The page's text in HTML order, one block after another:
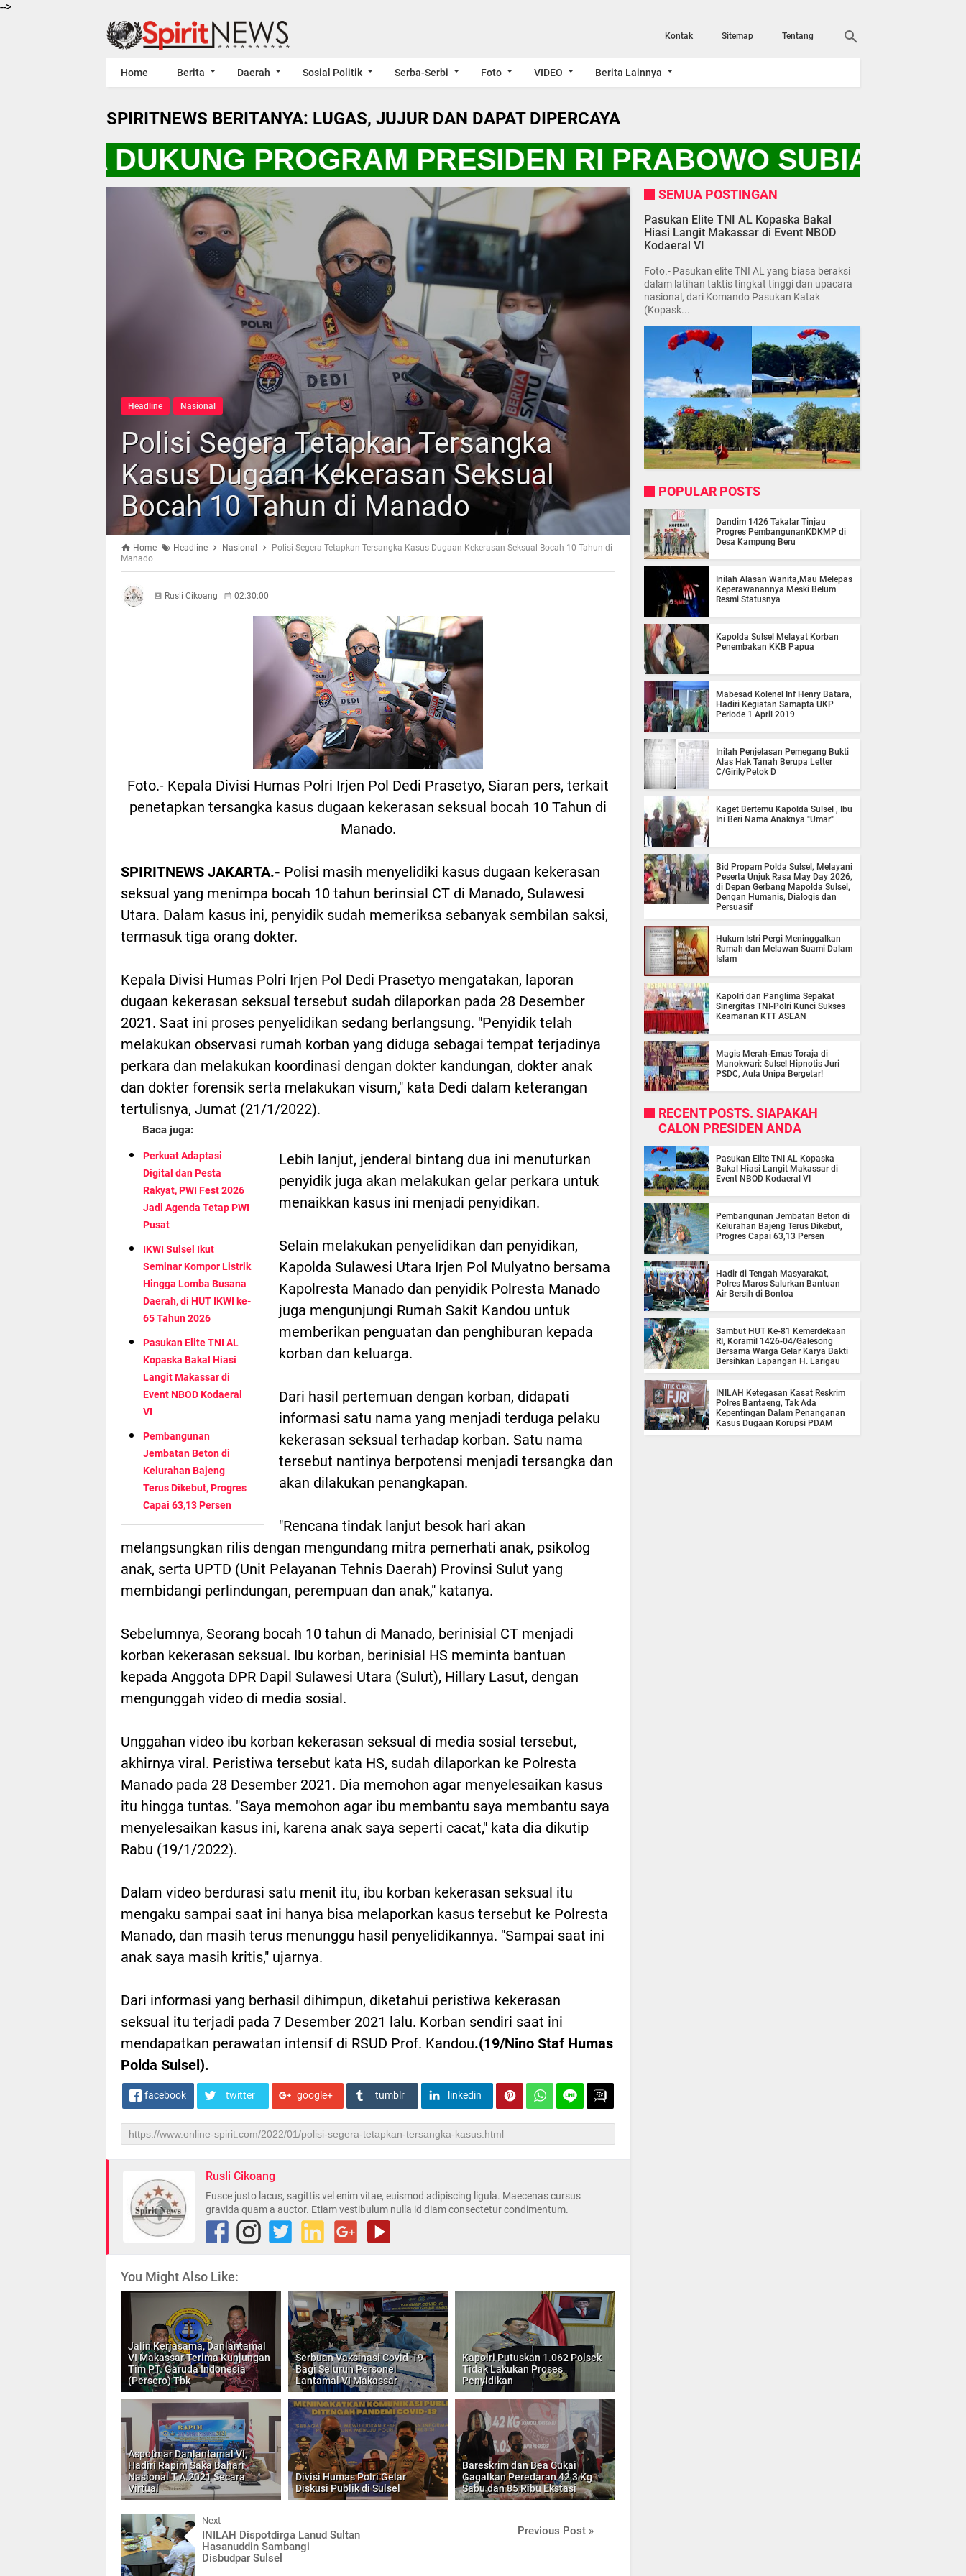
-->
Kontak Sitemap Tentang
Home Berita Daerah Sosial Politik Serba-Serbi Foto VIDEO Berita Lainnya
SPIRITNEWS BERITANYA: LUGAS, JUJUR DAN DAPAT DIPERCAYA
DUKUNG PROGRAM PRESIDEN RI PRABOWO SUBIANTO
Headline Nasional
Polisi Segera Tetapkan Tersangka
Kasus Dugaan Kekerasan Seksual
Bocah 10 Tahun di Manado
Home Headline Nasional
Polisi Segera Tetapkan Tersangka Kasus Dugaan Kekerasan Seksual Bocah 10 Tahun di
Manado
Rusli Cikoang 02:30:00
Foto.- Kepala Divisi Humas Polri Irjen Pol Dedi Prasetyo, Siaran pers, terkait
penetapkan tersangka kasus dugaan kekerasan seksual bocah 10 Tahun di
Manado.
SPIRITNEWS JAKARTA.- Polisi masih menyelidiki kasus dugaan kekerasan
seksual yang menimpa bocah 10 tahun berinsial CT di Manado, Sulawesi
Utara. Dalam kasus ini, penyidik sudah memeriksa sebanyak sembilan saksi,
termasuk tiga orang dokter.
Kepala Divisi Humas Polri Irjen Pol Dedi Prasetyo mengatakan, laporan
dugaan kekerasan seksual tersebut sudah dilaporkan pada 28 Desember
2021. Saat ini proses penyelidikan sedang berlangsung. "Penyidik telah
melakukan observasi rumah korban yang diduga sebagai tempat terjadinya
perkara dan melakukan koordinasi dengan dokter kandungan, dokter anak
dan dokter forensik serta melakukan visum," kata Dedi dalam keterangan
tertulisnya, Jumat (21/1/2022).
Baca juga:
Perkuat Adaptasi
Digital dan Pesta
Rakyat, PWI Fest 2026
Jadi Agenda Tetap PWI
Pusat
IKWI Sulsel Ikut
Seminar Kompor Listrik
Hingga Lomba Busana
Daerah, di HUT IKWI ke-
65 Tahun 2026
Pasukan Elite TNI AL
Kopaska Bakal Hiasi
Langit Makassar di
Event NBOD Kodaeral
VI
Pembangunan
Jembatan Beton di
Kelurahan Bajeng
Terus Dikebut, Progres
Capai 63,13 Persen
Lebih lanjut, jenderal bintang dua ini menuturkan
penyidik juga akan melakukan gelar perkara untuk
menaikkan kasus ini menjadi penyidikan.
Selain melakukan penyelidikan dan penyidikan,
Kapolda Sulawesi Utara Irjen Pol Mulyatno bersama
Kapolresta Manado dan penyidik Polresta Manado
juga mengunjungi Rumah Sakit Kandou untuk
memberikan penguatan dan penghiburan kepada
korban dan keluarga.
Dari hasil pertemuan dengan korban, didapati
informasi satu nama yang menjadi terduga pelaku
kekerasan seksual terhadap korban. Satu nama
tersebut nantinya berpotensi menjadi tersangka dan
akan dilakukan penangkapan.
"Rencana tindak lanjut besok hari akan
melangsungkan rilis dengan mengundang mitra pemerhati anak, psikolog
anak, serta UPTD (Unit Pelayanan Tehnis Daerah) Provinsi Sulut yang
membidangi perlindungan, perempuan dan anak," katanya.
Sebelumnya, Seorang bocah 10 tahun di Manado, berinisial CT menjadi
korban kekerasan seksual. Ibu korban, berinisial HS meminta bantuan
kepada Anggota DPR Dapil Sulawesi Utara (Sulut), Hillary Lasut, dengan
mengunggah video di media sosial.
Unggahan video ibu korban kekerasan seksual di media sosial tersebut,
akhirnya viral. Peristiwa tersebut kata HS, sudah dilaporkan ke Polresta
Manado pada 28 Desember 2021. Dia memohon agar menyelesaikan kasus
itu hingga tuntas. "Saya memohon agar ibu membantu saya membantu saya
menyelesaikan kasus ini, karena anak saya seperti cacat," kata dia dikutip
Rabu (19/1/2022).
Dalam video berdurasi satu menit itu, ibu korban kekerasan seksual itu
mengaku sampai saat ini hanya bisa melaporkan kasus tersebut ke Polresta
Manado, dan masih terus menunggu hasil penyelidikannya. "Sampai saat ini
anak saya masih kritis," ujarnya.
Dari informasi yang berhasil dihimpun, diketahui peristiwa kekerasan
seksual itu terjadi pada 7 Desember 2021 lalu. Korban sendiri saat ini
mendapatkan perawatan intensif di RSUD Prof. Kandou.(19/Nino Staf Humas
Polda Sulsel).
facebook twitter google+ tumblr linkedin
Rusli Cikoang
Fusce justo lacus, sagittis vel enim vitae, euismod adipiscing ligula. Maecenas cursus
gravida quam a auctor. Etiam vestibulum nulla id diam consectetur condimentum.
You Might Also Like:
Jalin Kerjasama, Danlantamal
VI Makassar Terima Kunjungan
Tim PT. Garuda Indonesia
(Persero) Tbk
Serbuan Vaksinasi Covid-19
Bagi Seluruh Personel
Lantamal VI Makassar
Kapolri Putuskan 1.062 Polsek
Tidak Lakukan Proses
Penyidikan
Aspotmar Danlantamal VI,
Hadiri Rapim Saka Bahari
Nasional T.A.2021 Secara
Virtual
Divisi Humas Polri Gelar
Diskusi Publik di Sulsel
Bareskrim dan Bea Cukai
Gagalkan Peredaran 42,3 Kg
Sabu dan 85 Ribu Ekstasi
Next
INILAH Dispotdirga Lanud Sultan
Hasanuddin Sambangi
Disbudpar Sulsel
Previous Post »
SEMUA POSTINGAN
Pasukan Elite TNI AL Kopaska Bakal
Hiasi Langit Makassar di Event NBOD
Kodaeral VI
Foto.- Pasukan elite TNI AL yang biasa beraksi
dalam latihan taktis tingkat tinggi dan upacara
nasional, dari Komando Pasukan Katak
(Kopask...
POPULAR POSTS
Dandim 1426 Takalar Tinjau
Progres PembangunanKDKMP di
Desa Kampung Beru
Inilah Alasan Wanita,Mau Melepas
Keperawanannya Meski Belum
Resmi Statusnya
Kapolda Sulsel Melayat Korban
Penembakan KKB Papua
Mabesad Kolenel Inf Henry Batara,
Hadiri Kegiatan Samapta UKP
Periode 1 April 2019
Inilah Penjelasan Pemegang Bukti
Alas Hak Tanah Berupa Letter
C/Girik/Petok D
Kaget Bertemu Kapolda Sulsel , Ibu
Ini Beri Nama Anaknya "Umar"
Bid Propam Polda Sulsel, Melayani
Peserta Unjuk Rasa May Day 2026,
di Depan Gerbang Mapolda Sulsel,
Dengan Humanis, Dialogis dan
Persuasif
Hukum Istri Pergi Meninggalkan
Rumah dan Melawan Suami Dalam
Islam
Kapolri dan Panglima Sepakat
Sinergitas TNI-Polri Kunci Sukses
Keamanan KTT ASEAN
Magis Merah-Emas Toraja di
Manokwari: Sulsel Hipnotis Juri
PSDC, Aula Unipa Bergetar!
RECENT POSTS. SIAPAKAH
CALON PRESIDEN ANDA
Pasukan Elite TNI AL Kopaska
Bakal Hiasi Langit Makassar di
Event NBOD Kodaeral VI
Pembangunan Jembatan Beton di
Kelurahan Bajeng Terus Dikebut,
Progres Capai 63,13 Persen
Hadir di Tengah Masyarakat,
Polres Maros Salurkan Bantuan
Air Bersih di Bontoa
Sambut HUT Ke-81 Kemerdekaan
RI, Koramil 1426-04/Galesong
Bersama Warga Gelar Karya Bakti
Bersihkan Lapangan H. Larigau
INILAH Ketegasan Kasat Reskrim
Polres Bantaeng, Tak Ada
Kepentingan Dalam Penanganan
Kasus Dugaan Korupsi PDAM